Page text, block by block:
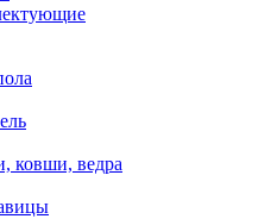
ковши, ведра